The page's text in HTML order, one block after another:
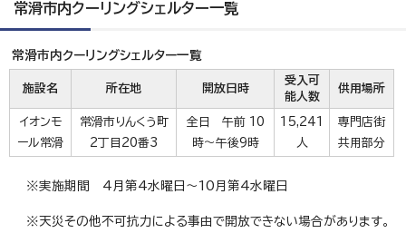
常滑市内クーリングシェルター一覧
常滑市内クーリングシェルター一覧
施設名 所在地 開放日時
受入可
能人数
供用場所
イオンモ
ール常滑
常滑市りんくう町
2丁目20番3
全日 午前 10
時～午後9時
15,241
人
専門店街
共用部分
※実施期間 4月第4水曜日～10月第4水曜日
※天災その他不可抗力による事由で開放できない場合があります。